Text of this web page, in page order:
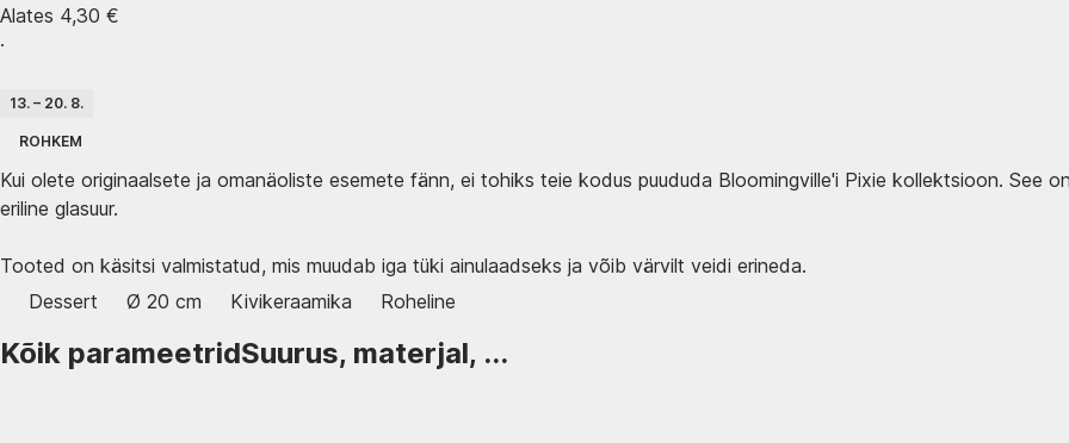
Alates 4,30 €
·
13. – 20. 8.
ROHKEM
Kui olete originaalsete ja omanäoliste esemete fänn, ei tohiks teie kodus puududa Bloomingville'i Pixie kollektsioon. See
eriline glasuur.
Tooted on käsitsi valmistatud, mis muudab iga tüki ainulaadseks ja võib värvilt veidi erineda.
Dessert
Ø 20 cm Kivikeraamika Roheline
Kõik parameetridSuurus, materjal, ...